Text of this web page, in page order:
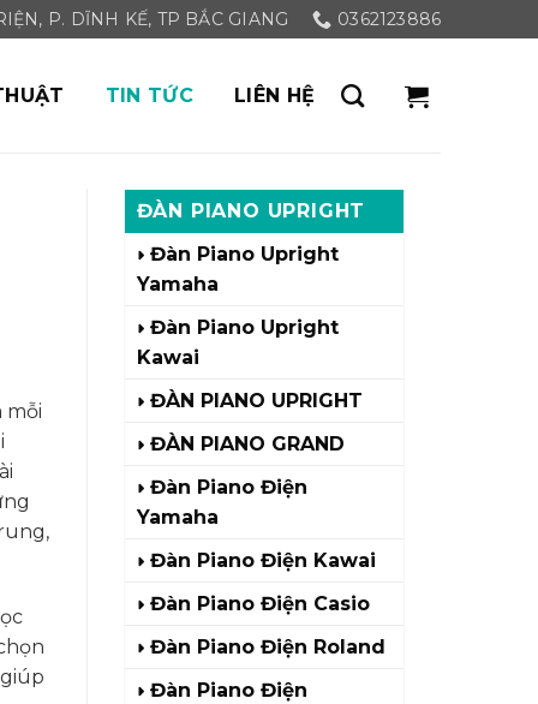
P. DĨNH KẾ, TP BẮC GIANG 0362123886
TIN TỨC LIÊN HỆ
mỗi
ĐÀN PIANO UPRIGHT
Đàn Piano Upright
Yamaha
Đàn Piano Upright
Kawai
ĐÀN PIANO UPRIGHT
ĐÀN PIANO GRAND
Đàn Piano Điện
Yamaha
Đàn Piano Điện Kawai
Đàn Piano Điện Casio
Đàn Piano Điện Roland
Đàn Piano Điện